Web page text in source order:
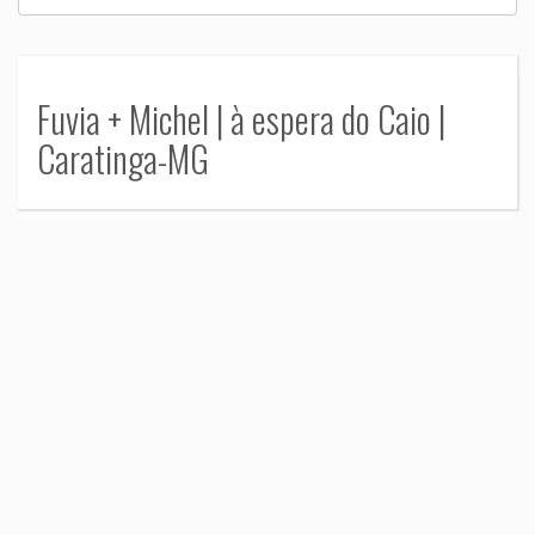
Fuvia + Michel | à espera do Caio |
Caratinga-MG